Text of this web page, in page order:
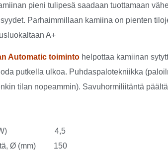
pieni tulipesä saadaan tuottamaan
Parhaimmillaan kamiina on pienten
A+
Automatic toiminto helpottaa kamiinan
putkella ulkoa. Puhdaspalotekniikka
tilan nopeammin). Savuhormiliitäntä
(kW) 4,5
Ø (mm) 150